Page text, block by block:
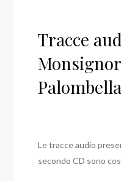
Tracce
Palombella
Le tracce audio
secondo CD sono